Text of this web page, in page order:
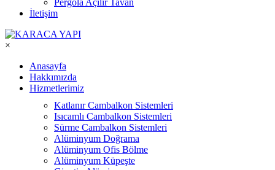
Pergola Açılır Tavan
İletişim
×
Anasayfa
Hakkımızda
Hizmetlerimiz
Katlanır Cambalkon Sistemleri
Isıcamlı Cambalkon Sistemleri
Sürme Cambalkon Sistemleri
Alüminyum Doğrama
Alüminyum Ofis Bölme
Alüminyum Küpeşte